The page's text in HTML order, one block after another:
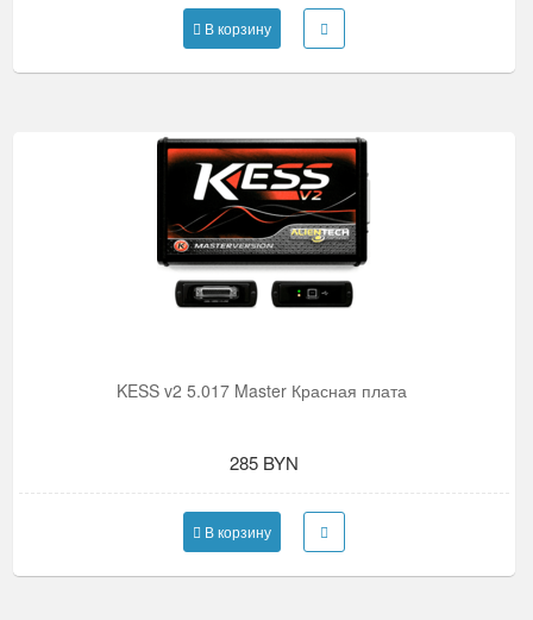
В корзину
KESS v2 5.017 Master Красная плата
285 BYN
В корзину